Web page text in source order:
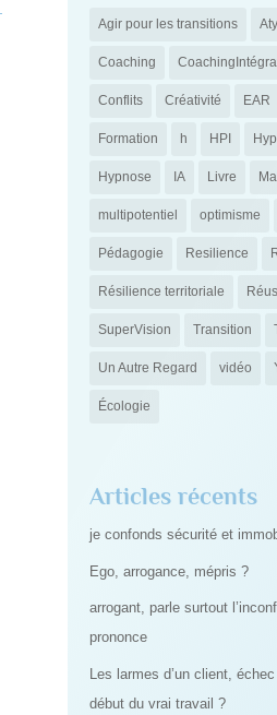
Agir pour les transitions
Coaching
Conflits Créativité EAR
Formation h HPI
Hypnose IA Livre
multipotentiel optimisme
Pédagogie Resilience
Résilience territoriale
SuperVision Transition
Un Autre Regard vidéo
Écologie
Articles récents
je confonds sécurité et
Ego, arrogance, mépris ?
arrogant, parle surtout
prononce
Les larmes d’un client,
début du vrai travail ?